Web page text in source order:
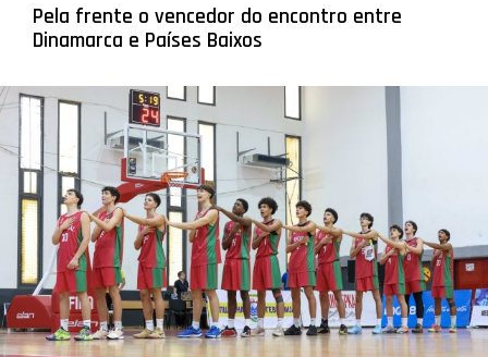
Pela frente o vencedor do encontro entre
Dinamarca e Países Baixos